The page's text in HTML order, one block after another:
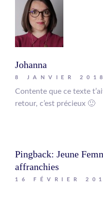
Johanna
8 JANVIER
Contente que ce texte
retour, c’est précieux 🙂
Pingback:Jeune
affranchies
16 FÉVRIER